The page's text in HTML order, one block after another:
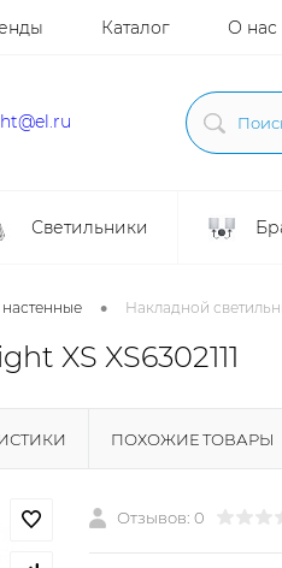
Каталог О нас
Светильники
• Накладной
XS XS6302111
ПОХОЖИЕ ТОВАРЫ
Отзывов: 0